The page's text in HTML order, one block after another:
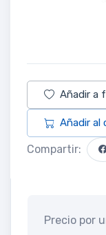
Añadir a
Añadir al
Compartir:
Precio por